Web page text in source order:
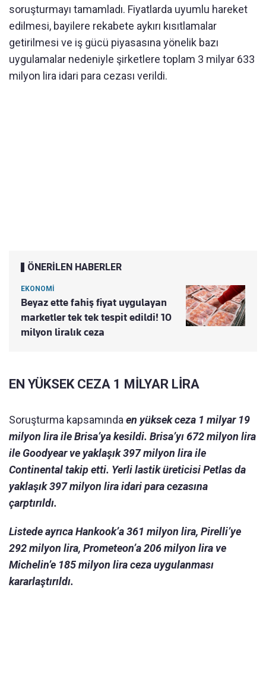
soruşturmayı tamamladı. Fiyatlarda uyumlu hareket
edilmesi, bayilere rekabete aykırı kısıtlamalar
getirilmesi ve iş gücü piyasasına yönelik bazı
uygulamalar nedeniyle şirketlere toplam 3 milyar 633
milyon lira idari para cezası verildi.
ÖNERİLEN HABERLER
EKONOMİ
Beyaz ette fahiş fiyat uygulayan
marketler tek tek tespit edildi! 10
milyon liralık ceza
EN YÜKSEK CEZA 1 MİLYAR LİRA
Soruşturma kapsamında en yüksek ceza 1 milyar 19
milyon lira ile Brisa’ya kesildi. Brisa’yı 672 milyon lira
ile Goodyear ve yaklaşık 397 milyon lira ile
Continental takip etti. Yerli lastik üreticisi Petlas da
yaklaşık 397 milyon lira idari para cezasına
çarptırıldı.
Listede ayrıca Hankook’a 361 milyon lira, Pirelli’ye
292 milyon lira, Prometeon’a 206 milyon lira ve
Michelin’e 185 milyon lira ceza uygulanması
kararlaştırıldı.